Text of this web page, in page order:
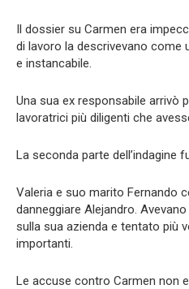
Il dossier su Carmen era
di lavoro la descrivevano come
e instancabile.
Una sua ex responsabile arrivò
lavoratrici più diligenti che
La seconda parte dell’indagine
Valeria e suo marito Fernando
danneggiare Alejandro.
sulla sua azienda e tentato più
importanti.
Le accuse contro Carmen non